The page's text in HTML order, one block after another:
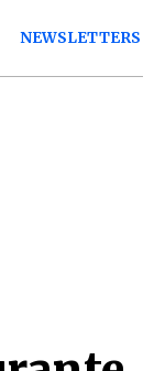
NEWSLETTERS